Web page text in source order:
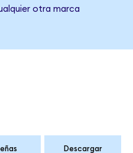
otra marca
Descargar